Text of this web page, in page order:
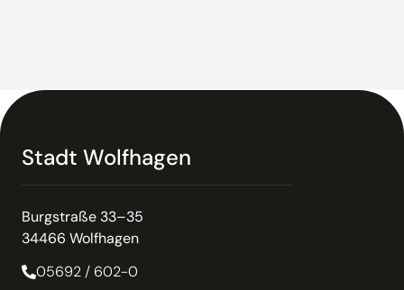
Stadt Wolfhagen
Burgstraße 33–35
34466 Wolfhagen
05692 / 602-0